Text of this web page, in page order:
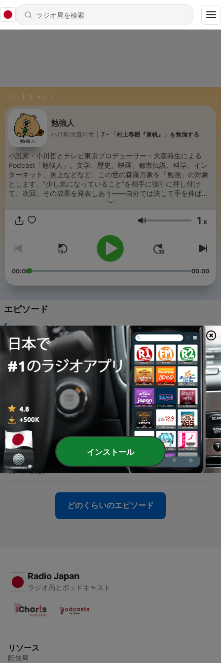
ポッドキャスト
勉強人
小川哲/大森時生 7 - 「村上春樹『夏帆』」を勉強する
小説家・小川哲とテレビ東京プロデューサー・大森時生による
Podcast「勉強人」。文学、歴史、映画、都市伝説、科学、イン
ターネット、炎上などなど、この世の森羅万象を「勉強」の対象
とします。"少し気になっていること”を相手に強引に押し付け
て、次回、その成果を発表しあう——自分では決して手を伸ばさ
なかった世界へ無理やり足を踏み入れ「勉強」するための番組で
音量 1 x
00:00 00:00
エピソード
「村上春樹『夏帆』」を勉強する
06 8月 2026
6 - 「『今日好き』からこれからの野党」を勉強する
「今日、好きになりました」を勉強する
23 7月 2026
16 7月 2026
3 - 「REAL VALUE」を勉強する
09 7月 2026
どのくらいのエピソード
Radio Japan
ラジオ局とポッドキャスト
リソース
配信局
インストール